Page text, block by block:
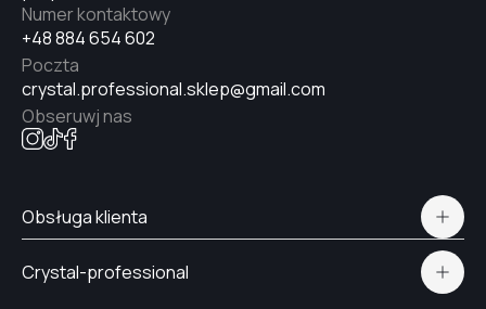
+48 884 654 602
Numer kontaktowy
crystal.professional.sklep@gmail.com
Poczta
Obseruwj nas
Obsługa klienta
Dostawa i płatność
Crystal-professional